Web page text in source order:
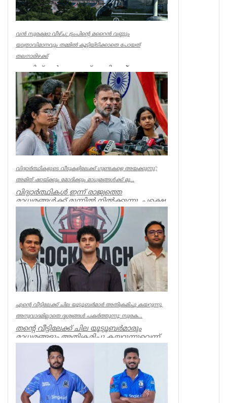
വൻ സുരക്ഷാ വീഴ്ച: ട്രംപിന്റെ മറൈൻ വണ്ണും
യാത്രാവിമാനവും തമ്മിൽ കൂട്ടിയിടിക്കാതെ പോയത്
തലനാരിഴക്ക്
വാഷിങ്ടൺ: യു.എസ് പ്രസിഡന്റ്
ഡോണൾഡ് ട്രംപിന്റെ ഔദ്യോഗിക
ഹെലികോപ്റ്ററായ 'മറൈൻ വൺ’,
വാഷിങ്ടണിലെ റൊണാൾഡ...
World
വിദ്യാര്‍ത്ഥികളുടെ വീടുകളിലേക്ക് ഗുണ്ടകളെ അയക്കുന്നു’;
അമിത് ഷായ്ക്കും മോദിക്കും മാധ്യമങ്ങള്‍ക്ക് മു...
വിദ്യാർത്ഥികൾ ഇന്ന് രാജ്യത്തെ
മാധ്യമങ്ങൾക്ക് മുന്നിൽ നിൽക്കുന്നു, പക്ഷെ
അമിത് ഷാ ക്കും, മോദിക്കും ധ...
എന്റെ വീട്ടിലേക്ക് ചില യൂട്യൂബർമാർ അതിക്രമിച്ചു കയറുന്നു,
അനുവാദമില്ലാതെ ദൃശ്യങ്ങൾ പകർത്തുന്നു; സുരക...
തന്റെ വീട്ടിലേക്ക് ചില യൂട്യൂബർമാരും
മാധ്യമങ്ങളും അതിക്രമിച്ചു കയറുന്നുവെന്ന്
പരാതിയുമായി സൗരവ്ദാസ്...